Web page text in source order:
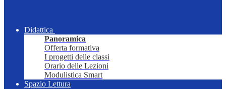
Didattica
Panoramica
Offerta formativa
I progetti delle classi
Orario delle Lezioni
Modulistica Smart
Spazio Lettura